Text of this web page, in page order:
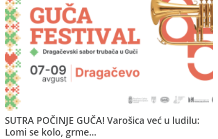
SUTRA POČINJE GUČA! Varošica već u ludilu:
Lomi se kolo, grme...